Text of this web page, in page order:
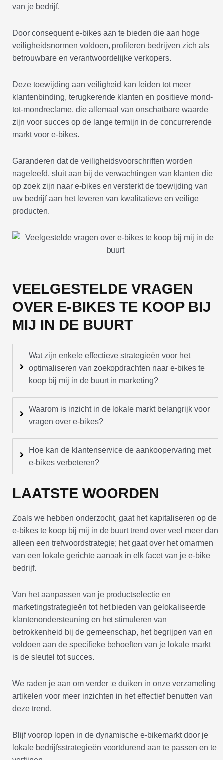
van je bedrijf.
Door consequent e-bikes aan te bieden die aan hoge
veiligheidsnormen voldoen, profileren bedrijven zich als
betrouwbare en verantwoordelijke verkopers.
Deze toewijding aan veiligheid kan leiden tot meer
klantenbinding, terugkerende klanten en positieve mond-
tot-mondreclame, die allemaal van onschatbare waarde
zijn voor succes op de lange termijn in de concurrerende
markt voor e-bikes.
Garanderen dat de veiligheidsvoorschriften worden
nageleefd, sluit aan bij de verwachtingen van klanten die
op zoek zijn naar e-bikes en versterkt de toewijding van
uw bedrijf aan het leveren van kwalitatieve en veilige
producten.
VEELGESTELDE VRAGEN
OVER E-BIKES TE KOOP BIJ
MIJ IN DE BUURT
Wat zijn enkele effectieve strategieën voor het
optimaliseren van zoekopdrachten naar e-bikes te
koop bij mij in de buurt in marketing?
Waarom is inzicht in de lokale markt belangrijk voor
vragen over e-bikes?
Hoe kan de klantenservice de aankoopervaring met
e-bikes verbeteren?
LAATSTE WOORDEN
Zoals we hebben onderzocht, gaat het kapitaliseren op de
e-bikes te koop bij mij in de buurt trend over veel meer dan
alleen een trefwoordstrategie; het gaat over het omarmen
van een lokale gerichte aanpak in elk facet van je e-bike
bedrijf.
Van het aanpassen van je productselectie en
marketingstrategieën tot het bieden van gelokaliseerde
klantenondersteuning en het stimuleren van
betrokkenheid bij de gemeenschap, het begrijpen van en
voldoen aan de specifieke behoeften van je lokale markt
is de sleutel tot succes.
We raden je aan om verder te duiken in onze verzameling
artikelen voor meer inzichten in het effectief benutten van
deze trend.
Blijf voorop lopen in de dynamische e-bikemarkt door je
lokale bedrijfsstrategieën voortdurend aan te passen en te